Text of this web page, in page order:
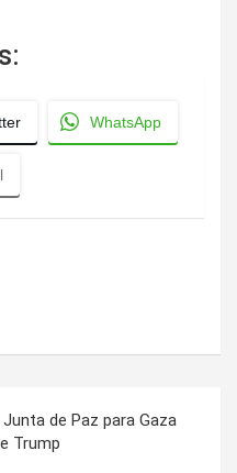
WhatsApp
de Paz para Gaza
Trump